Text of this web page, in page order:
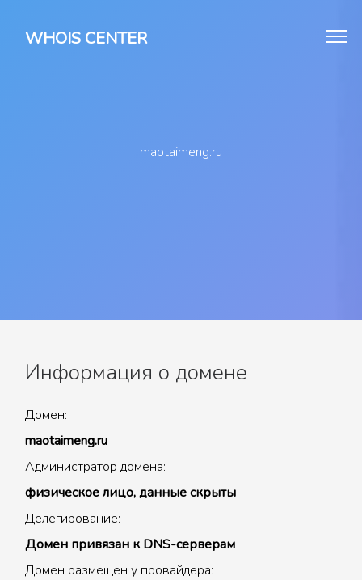
WHOIS CENTER
maotaimeng.ru
Информация о домене
Домен:
maotaimeng.ru
Администратор домена:
физическое лицо, данные скрыты
Делегирование:
Домен привязан к DNS-серверам
Домен размещен у провайдера: